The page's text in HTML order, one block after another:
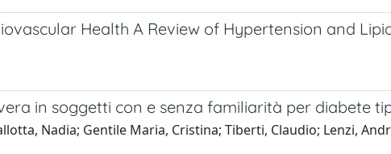
Health A Review of Hypertension and
in soggetti con e senza familiarità per diabete
Nadia; Gentile Maria, Cristina; Tiberti, Claudio; Lenzi,